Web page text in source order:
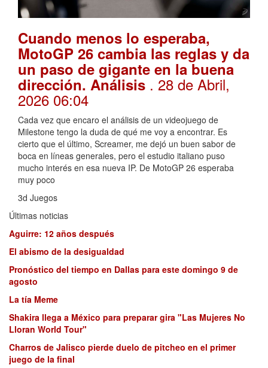
Cuando menos lo esperaba,
MotoGP 26 cambia las reglas y da
un paso de gigante en la buena
dirección. Análisis . 28 de Abril,
2026 06:04
Cada vez que encaro el análisis de un videojuego de
Milestone tengo la duda de qué me voy a encontrar. Es
cierto que el último, Screamer, me dejó un buen sabor de
boca en líneas generales, pero el estudio italiano puso
mucho interés en esa nueva IP. De MotoGP 26 esperaba
muy poco
3d Juegos
Últimas noticias
Aguirre: 12 años después
El abismo de la desigualdad
Pronóstico del tiempo en Dallas para este domingo 9 de
agosto
La tía Meme
Shakira llega a México para preparar gira "Las Mujeres No
Lloran World Tour"
Charros de Jalisco pierde duelo de pitcheo en el primer
juego de la final